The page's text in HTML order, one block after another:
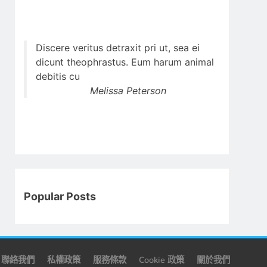
Discere veritus detraxit pri ut, sea ei
dicunt theophrastus. Eum harum animal
debitis cu
Melissa Peterson
Popular Posts
聯絡我們 私權政策 服務條款 Cookie 政策 關於我們